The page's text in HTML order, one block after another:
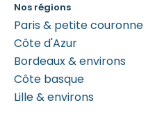
Nos régions
Paris & petite couronne
Côte d'Azur
Bordeaux & environs
Côte basque
Lille & environs